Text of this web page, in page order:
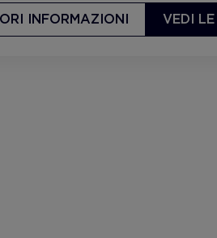
INFORMAZIONI
VEDI